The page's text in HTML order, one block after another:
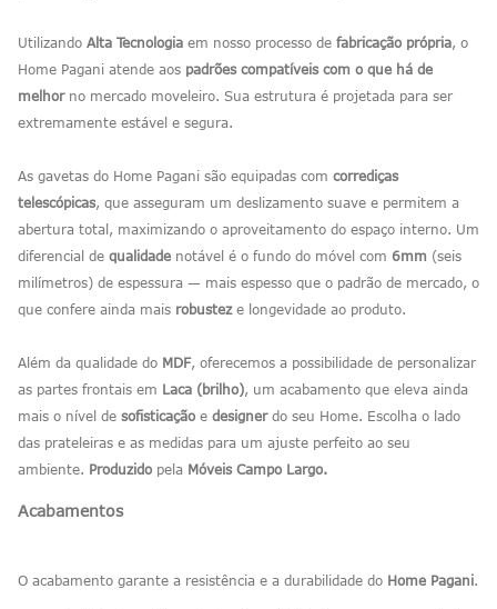
Utilizando Alta Tecnologia em nosso processo de fabricação própria, o
Home Pagani atende aos padrões compatíveis com o que há de
melhorno mercado moveleiro. Sua estrutura é projetada para ser
extremamente estável e segura.
As gavetas do Home Pagani são equipadas com corrediças
telescópicas, que asseguram um deslizamento suave e permitem a
abertura total, maximizando o aproveitamento do espaço interno. Um
diferencial de qualidade notável é o fundo do móvel com 6mm (seis
milímetros) de espessura — mais espesso que o padrão de mercado, o
que confere ainda mais robusteze longevidade ao produto.
Além da qualidade do MDF, oferecemos a possibilidade de personalizar
as partes frontais em Laca (brilho), um acabamento que eleva ainda
mais o nível de sofisticação e designerdo seu Home. Escolha o lado
das prateleiras e as medidas para um ajuste perfeito ao seu
ambiente. Produzido pela Móveis Campo Largo.
Acabamentos
O acabamento garante a resistência e a durabilidade do Home Pagani.